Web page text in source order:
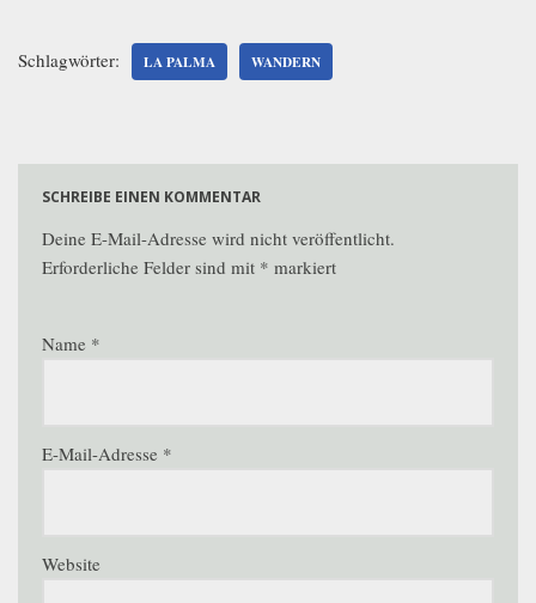
Schlagwörter: LA PALMA WANDERN
SCHREIBE EINEN KOMMENTAR
Deine E-Mail-Adresse wird nicht veröffentlicht.
Erforderliche Felder sind mit * markiert
Name *
E-Mail-Adresse *
Website